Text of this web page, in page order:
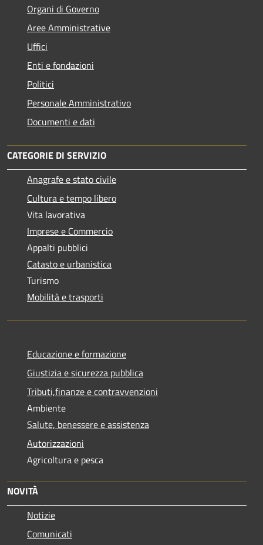
Organi di Governo
Aree Amministrative
Uffici
Enti e fondazioni
Politici
Personale Amministrativo
Documenti e dati
CATEGORIE DI SERVIZIO
Anagrafe e stato civile
Cultura e tempo libero
Vita lavorativa
Imprese e Commercio
Appalti pubblici
Catasto e urbanistica
Turismo
Mobilità e trasporti
Educazione e formazione
Giustizia e sicurezza pubblica
Tributi,finanze e contravvenzioni
Ambiente
Salute, benessere e assistenza
Autorizzazioni
Agricoltura e pesca
NOVITÀ
Notizie
Comunicati